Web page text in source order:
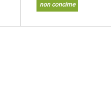
non concime